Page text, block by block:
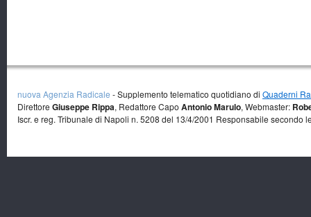
nuova Agenzia Radicale - Supplemento telematico quotidiano di Quaderni
Direttore Giuseppe Rippa, Redattore Capo Antonio Marulo, Webmaster:
Iscr. e reg. Tribunale di Napoli n. 5208 del 13/4/2001 Responsabile secondo